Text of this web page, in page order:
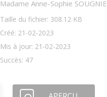
Madame Anne-Sophie
Taille du fichier: 308.12 KB
Créé: 21-02-2023
Mis à jour: 21-02-2023
Succès: 47